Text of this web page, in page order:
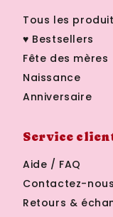
Tous les
♥ Bestsellers
Fête des mères
Naissance
Anniversaire
Service
Aide / FAQ
Contactez-nous
Retours &